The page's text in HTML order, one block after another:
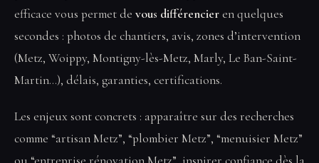
efficace vous permet de vous différencieren quelques
secondes : photos de chantiers, avis, zones d’intervention
(Metz, Woippy, Montigny-lès-Metz, Marly, Le Ban-Saint-
Martin…), délais, garanties, certifications.
Les enjeux sont concrets : apparaître sur des recherches
comme “artisan Metz”, “plombier Metz”, “menuisier Metz”